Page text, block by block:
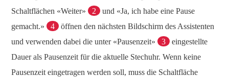
Schaltflächen «Weiter»
2
und «Ja, ich habe eine Pause
gemacht.»
4
öffnen den nächsten Bildschirm des Assistenten
und verwenden dabei die unter «Pausenzeit»
3
eingestellte
Dauer als Pausenzeit für die aktuelle Stechuhr. Wenn keine
Pausenzeit eingetragen werden soll, muss die Schaltfläche